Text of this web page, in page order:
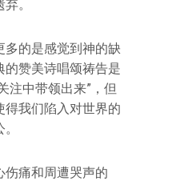
。
多的是感觉到神的缺
的赞美诗唱颂祷告是
注中带领出来”，但
得我们陷入对世界的
伤痛和周遭哭声的